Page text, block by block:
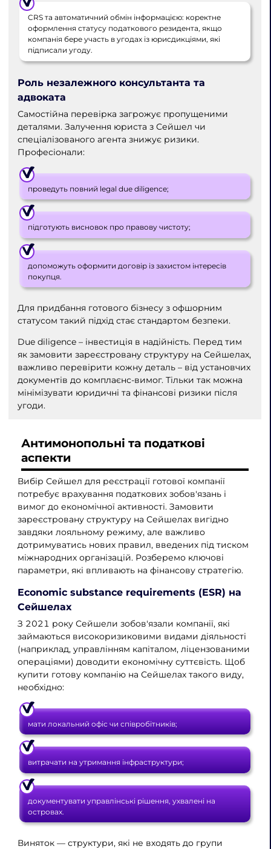
CRS та автоматичний обмін інформацією: коректне
оформлення статусу податкового резидента, якщо
компанія бере участь в угодах із юрисдикціями, які
підписали угоду.
Роль незалежного консультанта та
адвоката
Самостійна перевірка загрожує пропущеними
деталями. Залучення юриста з Сейшел чи
спеціалізованого агента знижує ризики.
Професіонали:
проведуть повний legal due diligence;
підготують висновок про правову чистоту;
допоможуть оформити договір із захистом інтересів
покупця.
Для придбання готового бізнесу з офшорним
статусом такий підхід стає стандартом безпеки.
Due diligence – інвестиція в надійність. Перед тим
як замовити зареєстровану структуру на Сейшелах,
важливо перевірити кожну деталь – від установчих
документів до комплаєнс-вимог. Тільки так можна
мінімізувати юридичні та фінансові ризики після
угоди.
Антимонопольні та податкові
аспекти
Вибір Сейшел для реєстрації готової компанії
потребує врахування податкових зобов'язань і
вимог до економічної активності. Замовити
зареєстровану структуру на Сейшелах вигідно
завдяки лояльному режиму, але важливо
дотримуватись нових правил, введених під тиском
міжнародних організацій. Розберемо ключові
параметри, які впливають на фінансову стратегію.
Economic substance requirements (ESR) на
Сейшелах
З 2021 року Сейшели зобов'язали компанії, які
займаються високоризиковими видами діяльності
(наприклад, управлінням капіталом, ліцензованими
операціями) доводити економічну суттєвість. Щоб
купити готову компанію на Сейшелах такого виду,
необхідно:
мати локальний офіс чи співробітників;
витрачати на утримання інфраструктури;
документувати управлінські рішення, ухвалені на
островах.
Виняток — структури, які не входять до групи